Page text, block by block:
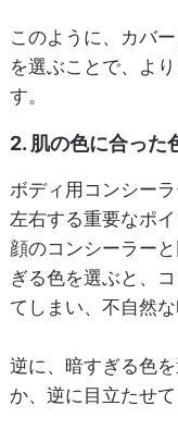
このように、カバ
を選ぶことで、よ
す。
2. 肌の色に合った
ボディ用コンシー
左右する重要なポイ
顔のコンシーラー
ぎる色を選ぶと、
てしまい、不自然
逆に、暗すぎる色
か、逆に目立たせ